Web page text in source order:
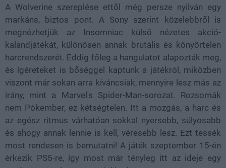
A Wolverine szereplése ettől még persze nyilván egy
markáns, biztos pont. A Sony szerint közelebbről is
megnézhetjük az Insomniac külső nézetes akció-
kalandjátékát, különösen annak brutális és könyörtelen
harcrendszerét. Eddig főleg a hangulatot alapozták meg,
és ígéreteket is bőséggel kaptunk a játékról, miközben
viszont már sokan arra kíváncsiak, mennyire lesz más az
irány, mint a Marvel's Spider-Man-sorozat. Rozsomák
nem Pókember, ez kétségtelen. Itt a mozgás, a harc és
az egész ritmus várhatóan sokkal nyersebb, súlyosabb
és ahogy annak lennie is kell, véresebb lesz. Ezt tessék
most rendesen is bemutatni! A játék szeptember 15-én
érkezik PS5-re, így most már tényleg itt az ideje egy